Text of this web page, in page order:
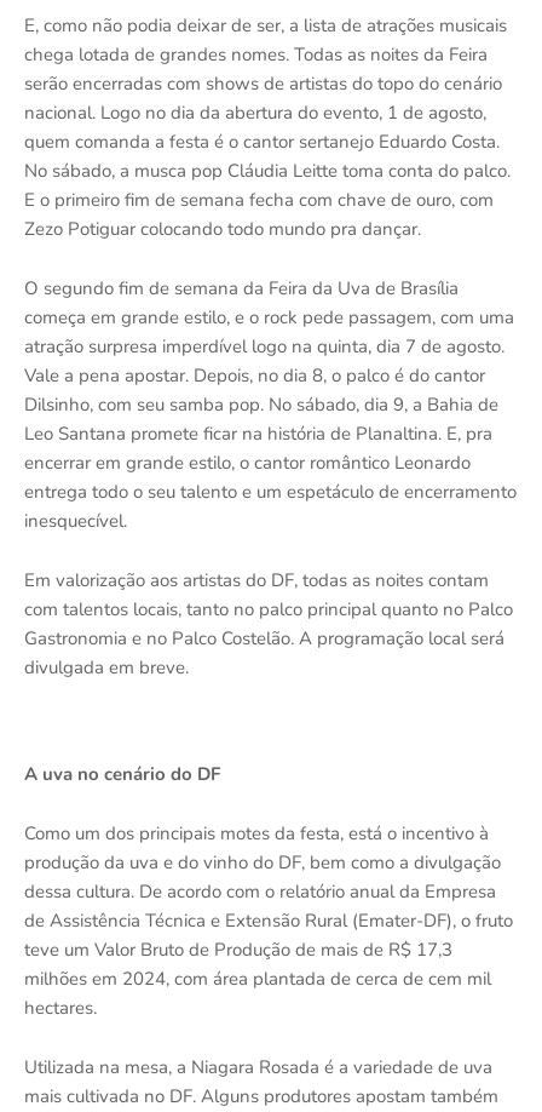
E, como não podia deixar de ser, a lista de atrações musicais
chega lotada de grandes nomes. Todas as noites da Feira
serão encerradas com shows de artistas do topo do cenário
nacional. Logo no dia da abertura do evento, 1 de agosto,
quem comanda a festa é o cantor sertanejo Eduardo Costa.
No sábado, a musca pop Cláudia Leitte toma conta do palco.
E o primeiro fim de semana fecha com chave de ouro, com
Zezo Potiguar colocando todo mundo pra dançar.
O segundo fim de semana da Feira da Uva de Brasília
começa em grande estilo, e o rock pede passagem, com uma
atração surpresa imperdível logo na quinta, dia 7 de agosto.
Vale a pena apostar. Depois, no dia 8, o palco é do cantor
Dilsinho, com seu samba pop. No sábado, dia 9, a Bahia de
Leo Santana promete ficar na história de Planaltina. E, pra
encerrar em grande estilo, o cantor romântico Leonardo
entrega todo o seu talento e um espetáculo de encerramento
inesquecível.
Em valorização aos artistas do DF, todas as noites contam
com talentos locais, tanto no palco principal quanto no Palco
Gastronomia e no Palco Costelão. A programação local será
divulgada em breve.
A uva no cenário do DF
Como um dos principais motes da festa, está o incentivo à
produção da uva e do vinho do DF, bem como a divulgação
dessa cultura. De acordo com o relatório anual da Empresa
de Assistência Técnica e Extensão Rural (Emater-DF), o fruto
teve um Valor Bruto de Produção de mais de R$ 17,3
milhões em 2024, com área plantada de cerca de cem mil
hectares.
Utilizada na mesa, a Niagara Rosada é a variedade de uva
mais cultivada no DF. Alguns produtores apostam também